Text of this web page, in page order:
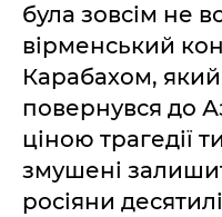
була зовсім не
вірменський
Карабахом,
повернувся до
ціною трагедії
змушені
росіяни